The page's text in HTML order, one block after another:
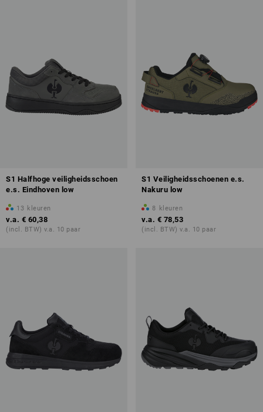
S1 Halfhoge veiligheidsschoen
e.s. Eindhoven low
13 kleuren
v.a. € 60,38
(incl. BTW) v.a. 10 paar
S1 Veiligheidsschoenen e.s.
Nakuru low
8 kleuren
v.a. € 78,53
(incl. BTW) v.a. 10 paar